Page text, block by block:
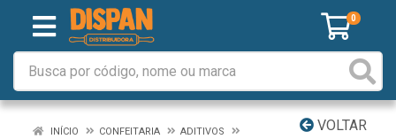
0
VOLTAR
INÍCIO CONFEITARIA
ADITIVOS